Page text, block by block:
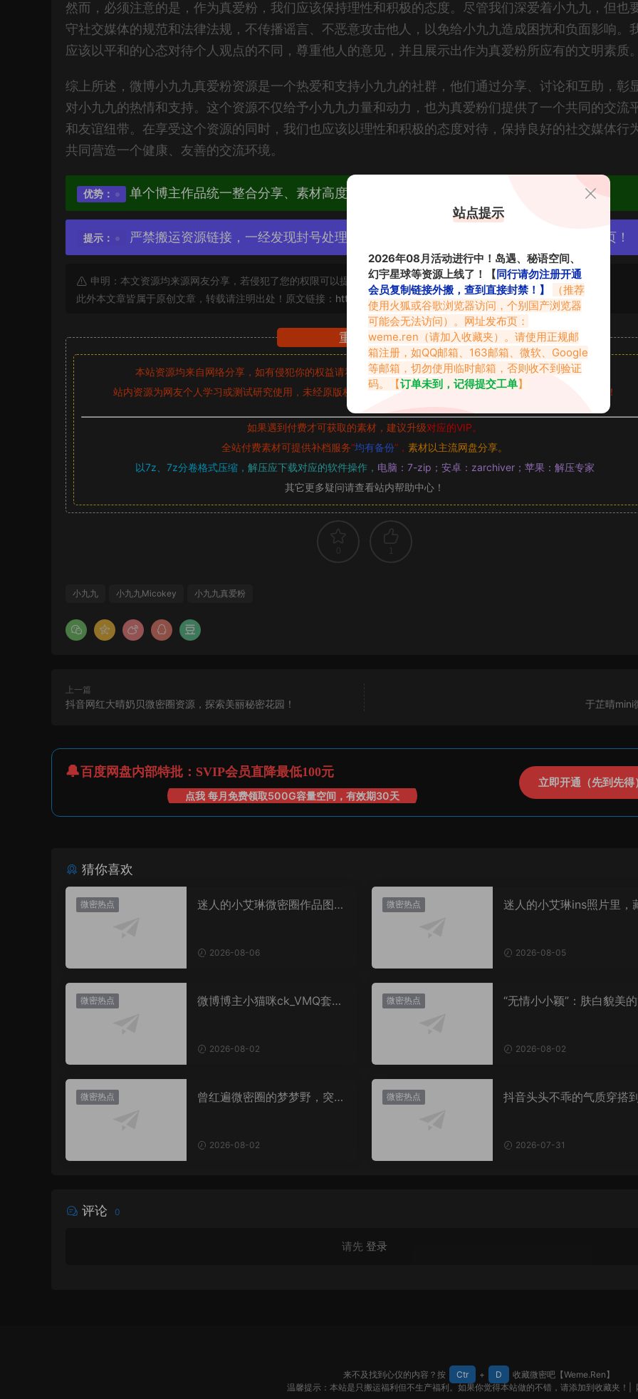
然而，必须注意的是，作为真爱粉，我们应该保持理性和积极的态度。尽管我们深爱着小九九，但也
守社交媒体的规范和法律法规，不传播谣言、不恶意攻击他人，以免给小九九造成困扰和负面影响。
应该以平和的心态对待个人观点的不同，尊重他人的意见，并且展示出作为真爱粉所应有的文明素质
综上所述，微博小九九真爱粉资源是一个热爱和支持小九九的社群，他们通过分享、讨论和互助，彰
对小九九的热情和支持。这个资源不仅给予小九九力量和动力，也为真爱粉们提供了一个共同的交流
和友谊纽带。在享受这个资源的同时，我们也应该以理性和积极的态度对待，保持良好的社交媒体行
共同营造一个健康、友善的交流环境。
优势： 单个博主作品统一整合分享、素材高度去重复、逐一归档方便收藏！
提示： 严禁搬运资源链接，一经发现封号处理，素材资源无露点、需求请绕道，关闭本站网页！
申明：本文资源均来源网友分享，若侵犯了您的权限可以提交工单处理。
此外本文章皆属于原创文章，转载请注明出处！原文链接： https://www.vmiba.top/1968.html
重要声明
本站资源均来自网络分享，如有侵犯你的权益请私信留言收到留言后，我们会第一时间进行审核后删除。
站内资源为网友个人学习或测试研究使用，未经原版权作者许可,禁止用于任何商业途径！请在下载24小时内删除！
如果遇到付费才可获取的素材，建议升级对应的VIP。
全站付费素材可提供补档服务“均有备份”， 素材以主流网盘分享。
以7z、7z分卷格式压缩， 解压应下载对应的软件操作， 电脑：7-zip；安卓：zarchiver；苹果：解压专家
其它更多疑问请查看站内帮助中心！
小九九 小九九Micokey 小九九真爱粉
上一篇
抖音网红大晴奶贝微密圈资源，探索美丽秘密花园！ 于芷晴mini
百度网盘内部特批：SVIP会员直降最低100元
点我 每月免费领取500G容量空间，有效期30天
立即开通（先到先得
猜你喜欢
微密热点
迷人的小艾琳微密圈作品图
2026-08-06
微密热点
迷人的小艾琳ins照片里，
2026-08-05
微密热点
微博博主小猫咪ck_VMQ套
2026-08-02
微密热点
“无情小小颖”：肤白貌美
2026-08-02
微密热点
曾红遍微密圈的梦梦野，突然
2026-08-02
微密热点
抖音头头不乖的气质穿搭
2026-07-31
评论 0
请先 登录
来不及找到心仪的内容？按 Ctr + D
收藏微密吧【Weme.Ren】
温馨提示：本站是只搬运福利但不生产福利。如果你觉得本站做的不错，请添加到收藏夹！|
站点提示
2026年08月活动进行中！岛遇、秘语空间、
幻宇星球等资源上线了！【同行请勿注册开通
会员复制链接外搬，查到直接封禁！】
（推荐
使用火狐或谷歌浏览器访问，个别国产浏览器
可能会无法访问）。网址发布页：
weme.ren （请加入收藏夹）。请使用正规邮
箱注册，如QQ邮箱、163邮箱、微软、Google
等邮箱，切勿使用临时邮箱，否则收不到验证
码。【订单未到，记得提交工单】